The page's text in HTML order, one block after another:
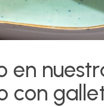
en
con